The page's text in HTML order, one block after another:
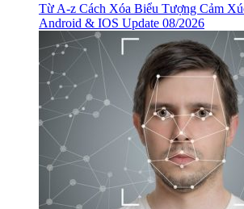
Từ A-z Cách Xóa Biểu Tượng Cảm
Android & IOS Update 08/2026